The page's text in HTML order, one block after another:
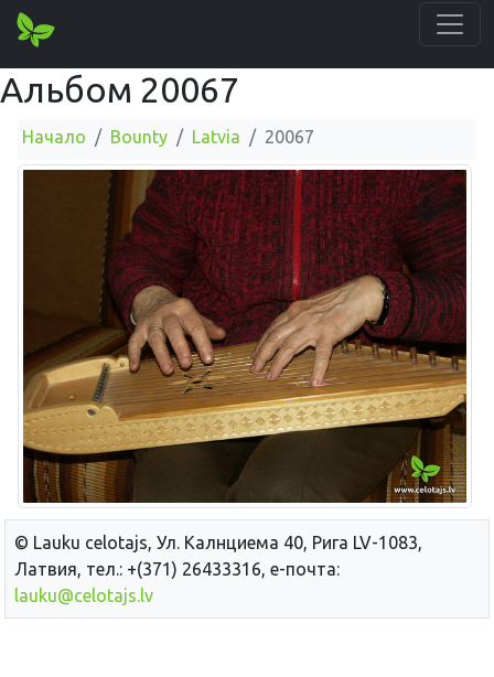
Альбом 20067
Начало Bounty Latvia 20067
© Lauku сelotajs, Ул. Калнциема 40, Рига LV-1083,
Латвия, тел.: +(371) 26433316, е-почта:
lauku@celotajs.lv